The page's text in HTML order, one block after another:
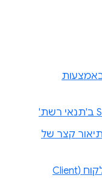
באמצעות
קצר של
שינוי גורמי הצורה ברמזים על הלקוח (Client